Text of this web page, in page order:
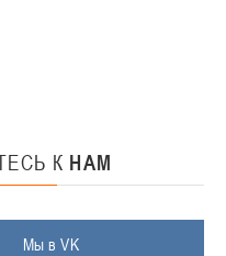
К НАМ
Мы в VK